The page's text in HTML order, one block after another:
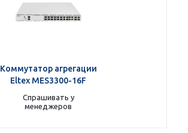
Коммутатор агрегации
Eltex MES3300-16F
Спрашивать у
менеджеров